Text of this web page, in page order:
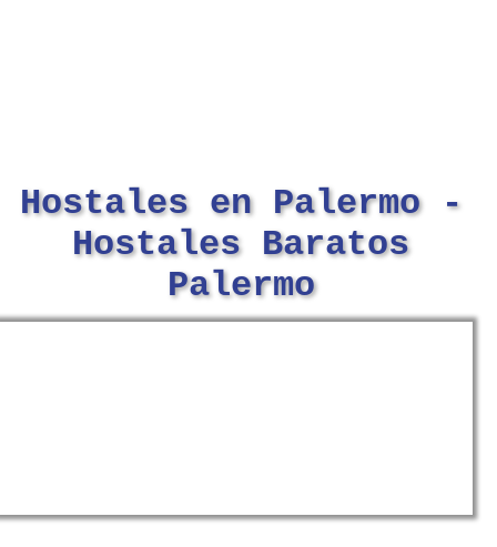
Hostales en Palermo -
Hostales Baratos
Palermo